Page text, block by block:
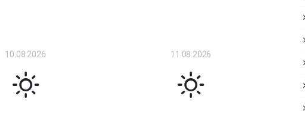
10.08.2026 11.08.2026